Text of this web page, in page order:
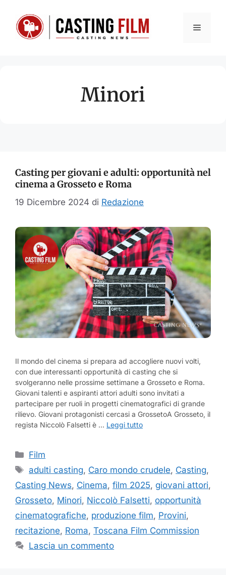
contenuto
Menu
Minori
Casting per giovani e adulti: opportunità nel
cinema a Grosseto e Roma
19 Dicembre 2024 di Redazione
Il mondo del cinema si prepara ad accogliere nuovi volti,
con due interessanti opportunità di casting che si
svolgeranno nelle prossime settimane a Grosseto e Roma.
Giovani talenti e aspiranti attori adulti sono invitati a
partecipare per ruoli in progetti cinematografici di grande
rilievo. Giovani protagonisti cercasi a GrossetoA Grosseto, il
regista Niccolò Falsetti è … Leggi tutto
Categorie
Film
Tag
adulti casting, Caro mondo crudele, Casting,
Casting News, Cinema, film 2025, giovani attori,
Grosseto, Minori, Niccolò Falsetti, opportunità
cinematografiche, produzione film, Provini,
recitazione, Roma, Toscana Film Commission
Lascia un commento